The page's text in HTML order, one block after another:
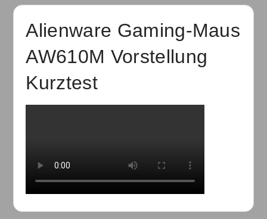
Alienware Gaming-Maus
AW610M Vorstellung
Kurztest